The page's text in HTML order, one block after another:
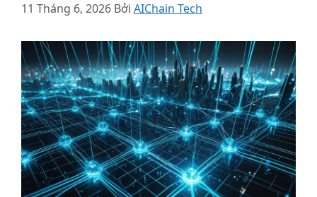
11 Tháng 6, 2026 Bởi AIChain Tech